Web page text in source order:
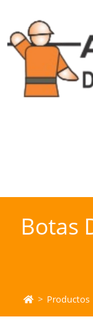
Botas
> Productos